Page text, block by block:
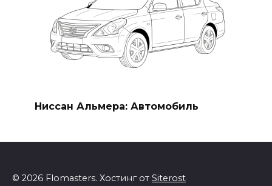
Ниссан Альмера: Автомобиль
© 2026 Flomasters. Хостинг от Siterost